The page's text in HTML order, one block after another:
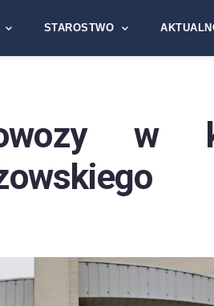
STAROSTWO
w